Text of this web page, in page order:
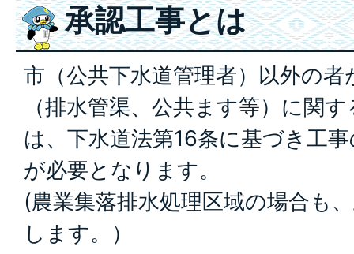
承認工事とは
市（公共下水道管理者）以外の者
（排水管渠、公共ます等）に関
は、下水道法第16条に基づき工
が必要となります。
(農業集落排水処理区域の場合も
します。）